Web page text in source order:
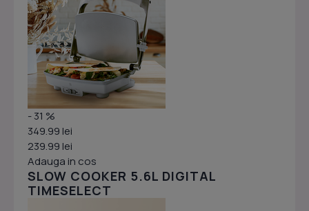
- 31 %
349.99 lei
239.99 lei
Adauga in cos
SLOW COOKER 5.6L DIGITAL
TIMESELECT